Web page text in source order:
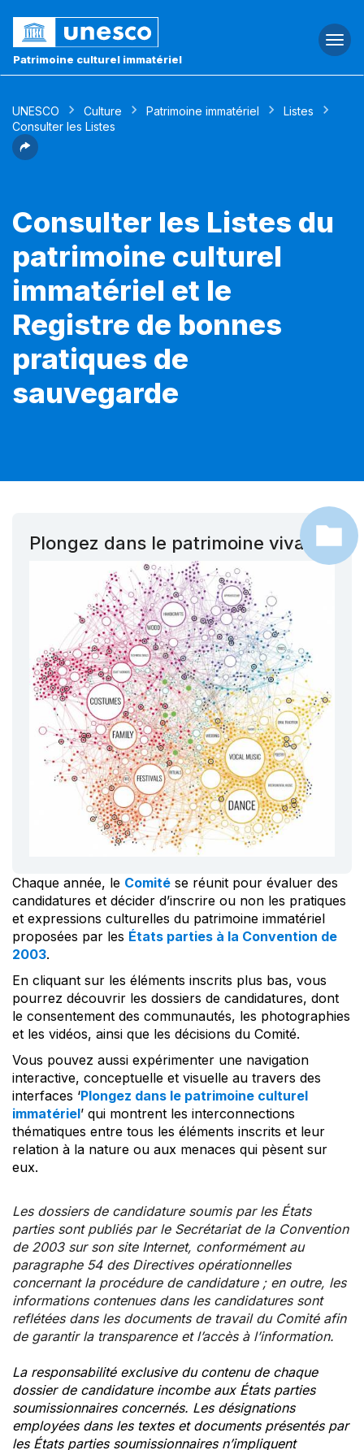
Patrimoine culturel immatériel
UNESCO Culture Patrimoine immatériel
Listes
Consulter les Listes
Consulter les Listes du
patrimoine culturel
immatériel et le
Registre de bonnes
pratiques de
sauvegarde
Plongez dans le patrimoine vivant !
Chaque année, le Comité se réunit pour évaluer des
candidatures et décider d’inscrire ou non les pratiques
et expressions culturelles du patrimoine immatériel
proposées par les États parties à la Convention de
2003.
En cliquant sur les éléments inscrits plus bas, vous
pourrez découvrir les dossiers de candidatures, dont
le consentement des communautés, les photographies
et les vidéos, ainsi que les décisions du Comité.
Vous pouvez aussi expérimenter une navigation
interactive, conceptuelle et visuelle au travers des
interfaces ‘Plongez dans le patrimoine culturel
immatériel’ qui montrent les interconnections
thématiques entre tous les éléments inscrits et leur
relation à la nature ou aux menaces qui pèsent sur
eux.
Les dossiers de candidature soumis par les États
parties sont publiés par le Secrétariat de la Convention
de 2003 sur son site Internet, conformément au
paragraphe 54 des Directives opérationnelles
concernant la procédure de candidature ; en outre, les
informations contenues dans les candidatures sont
reflétées dans les documents de travail du Comité afin
de garantir la transparence et l’accès à l’information.
La responsabilité exclusive du contenu de chaque
dossier de candidature incombe aux États parties
soumissionnaires concernés. Les désignations
employées dans les textes et documents présentés par
les États parties soumissionnaires n’impliquent